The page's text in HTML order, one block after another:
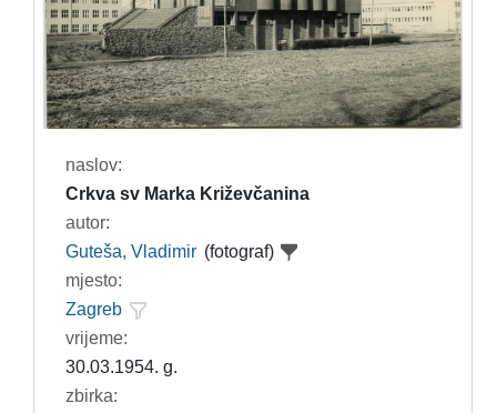
naslov:
Crkva sv Marka Križevčanina
autor:
Guteša, Vladimir (fotograf)
mjesto:
Zagreb
vrijeme:
30.03.1954. g.
zbirka: